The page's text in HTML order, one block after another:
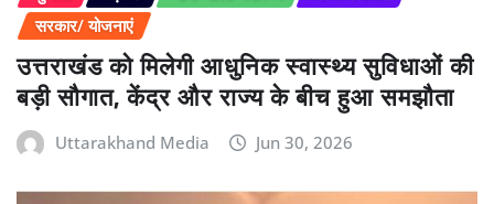
सरकार/ योजनाएं
उत्तराखंड को मिलेगी आधुनिक स्वास्थ्य सुविधाओं की
बड़ी सौगात, केंद्र और राज्य के बीच हुआ समझौता
Uttarakhand Media Jun 30, 2026